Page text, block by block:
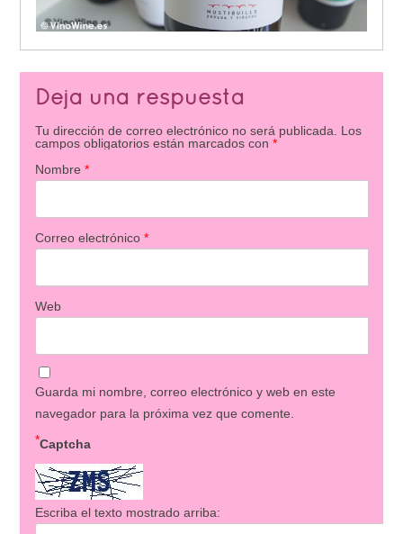
Deja una respuesta
Tu dirección de correo electrónico no será publicada.
Los
campos obligatorios están marcados con *
Nombre *
Correo electrónico *
Web
Guarda mi nombre, correo electrónico y web en este
navegador para la próxima vez que comente.
Captcha
*
Escriba el texto mostrado arriba: